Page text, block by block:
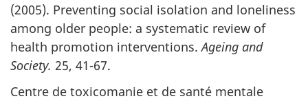
(2005). Preventing social isolation and loneliness
among older people: a systematic review of
health promotion interventions.Ageing and
Society. 25, 41-67.
Centre de toxicomanie et de santé mentale